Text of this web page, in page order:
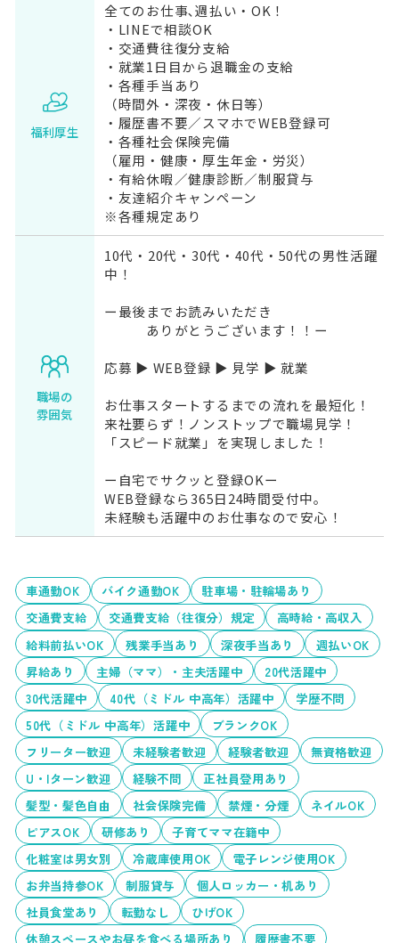
福利厚生
全てのお仕事､週払い・OK！
・LINEで相談OK
・交通費往復分支給
・就業1日目から退職金の支給
・各種手当あり
（時間外・深夜・休日等）
・履歴書不要／スマホでWEB登録可
・各種社会保険完備
（雇用・健康・厚生年金・労災）
・有給休暇／健康診断／制服貸与
・友達紹介キャンペーン
※各種規定あり
職場の
雰囲気
10代・20代・30代・40代・50代の男性活躍
中！
ー最後までお読みいただき
ありがとうございます！！ー
応募 ▶ WEB登録 ▶ 見学 ▶ 就業
お仕事スタートするまでの流れを最短化！
来社要らず！ノンストップで職場見学！
「スピード就業」を実現しました！
ー自宅でサクッと登録OKー
WEB登録なら365日24時間受付中。
未経験も活躍中のお仕事なので安心！
車通勤OK バイク通勤OK
駐車場・駐輪場あり
交通費支給
交通費支給（往復分）規定
高時給・高収入
給料前払いOK
残業手当あり 深夜手当あり
週払いOK
昇給あり
主婦（ママ）・主夫活躍中
20代活躍中
30代活躍中
40代（ミドル 中高年）活躍中
学歴不問
50代（ミドル 中高年）活躍中
ブランクOK
フリーター歓迎
未経験者歓迎 経験者歓迎
無資格歓迎
U・Iターン歓迎
経験不問
正社員登用あり
髪型・髪色自由
社会保険完備 禁煙・分煙
ネイルOK
ピアスOK
研修あり
子育てママ在籍中
化粧室は男女別
冷蔵庫使用OK
電子レンジ使用OK
お弁当持参OK
制服貸与
個人ロッカー・机あり
社員食堂あり
転勤なし
ひげOK
休憩スペースやお昼を食べる場所あり
履歴書不要